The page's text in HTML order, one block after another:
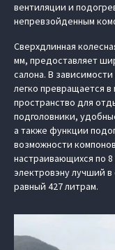
вентиляции и
непревзойденным
Сверхдлинная
мм, предоставляет
салона. В
легко превращается
пространство для
подголовники,
а также функции
возможности
настраивающихся по
электровэну лучший
равный 427 литрам.